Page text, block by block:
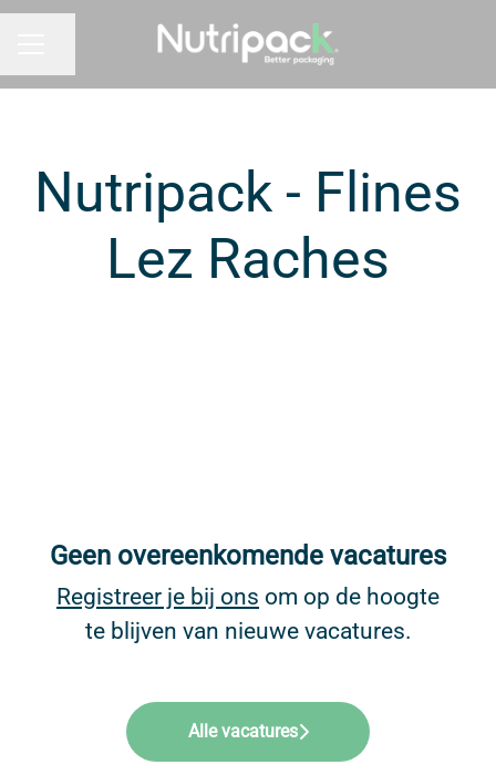
Nutripack - Flines
Lez Raches
Geen overeenkomende vacatures
Registreer je bij ons om op de hoogte
te blijven van nieuwe vacatures.
Alle vacatures